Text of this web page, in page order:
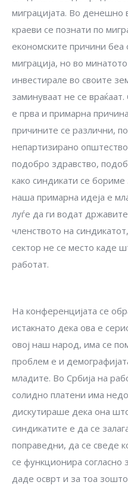
миграцијата. Во
краеви се познати по
економските причини беа
миграција, но во
инвестирале во своите
заминуваат не се
е прва и примарна
причините се различни,
непартизирано
подобро здравство,
како синдикати се
наша примарна идеја е
луѓе да ги водат
членството на
сектор не се место каде
работат.
На конференцијата се
истакнато дека ова е
овој наш народ, има се
проблем е и
младите. Во Србија на
солидно платени има
дискутираше дека она
синдикатите е да се
поправедни, да се сведе
се функционира согласно
даде осврт и за тоа